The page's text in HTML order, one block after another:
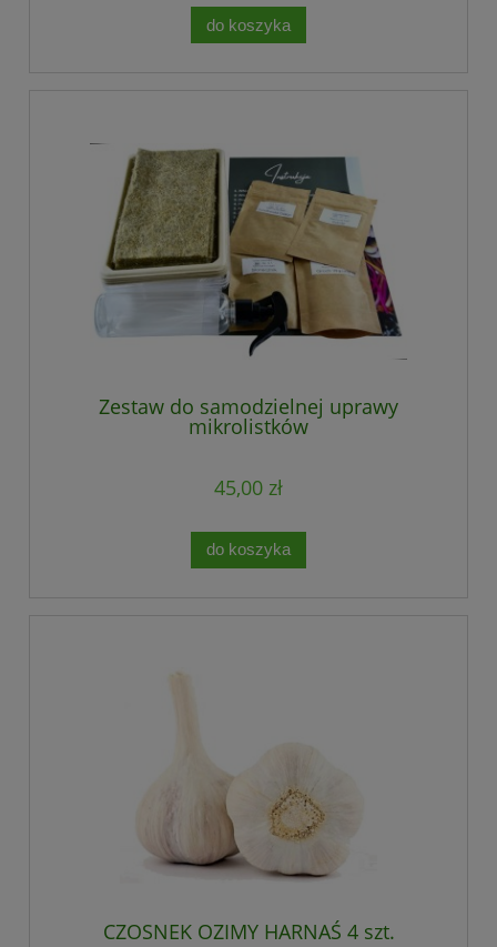
do koszyka
Zestaw do samodzielnej uprawy
mikrolistków
45,00 zł
do koszyka
CZOSNEK OZIMY HARNAŚ 4 szt.